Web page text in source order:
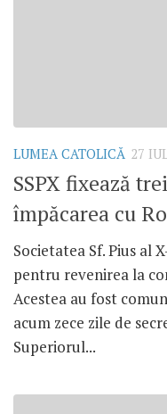
LUMEA CATOLICĂ 27
SSPX fixează
împăcarea cu
Societatea Sf. Pius al
pentru revenirea la
Acestea au fost
acum zece zile de
Superiorul...